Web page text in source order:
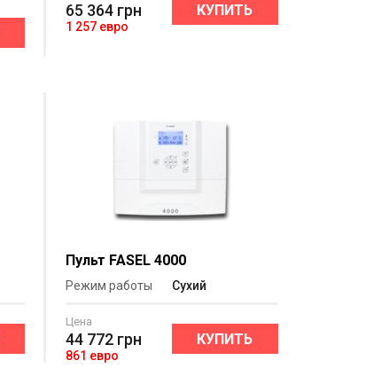
65 364 грн
1 257 евро
КУПИТЬ
Пульт FASEL 4000
Режим работы Сухий
Цена
44 772 грн
861 евро
КУПИТЬ